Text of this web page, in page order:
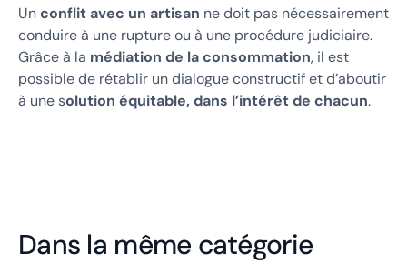
Unconflit avec un artisan ne doit pas nécessairement
conduire à une rupture ou à une procédure judiciaire.
Grâce à la médiation de la consommation, il est
possible de rétablir un dialogue constructif et d’aboutir
à une solution équitable, dans l’intérêt de chacun.
Dans la même catégorie